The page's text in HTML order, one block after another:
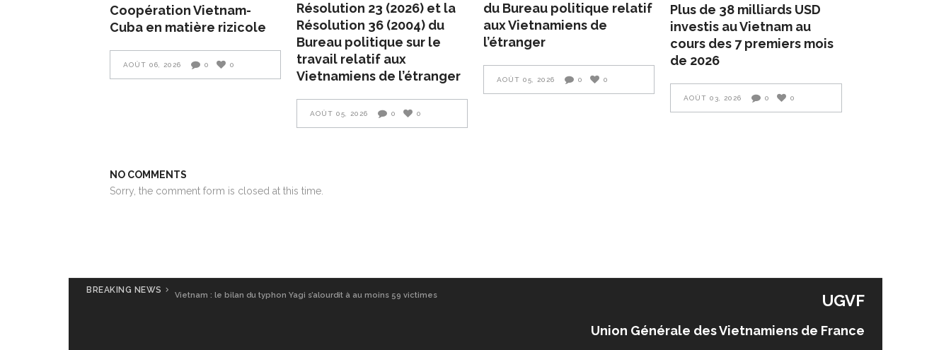
Coopération Vietnam-
Cuba en matière rizicole
AOÛT 06, 2026 0 0
Résolution 23 (2026) et la
Résolution 36 (2004) du
Bureau politique sur le
travail relatif aux
Vietnamiens de l’étranger
AOÛT 05, 2026 0 0
du Bureau politique relatif
aux Vietnamiens de
l’étranger
AOÛT 05, 2026 0 0
Plus de 38 milliards USD
investis au Vietnam au
cours des 7 premiers mois
de 2026
AOÛT 03, 2026 0 0
NO COMMENTS
Sorry, the comment form is closed at this time.
BREAKING NEWS
Vietnam : le bilan du typhon Yagi s’alourdit à au moins 59 victimes UGVF
Union Générale des Vietnamiens de France